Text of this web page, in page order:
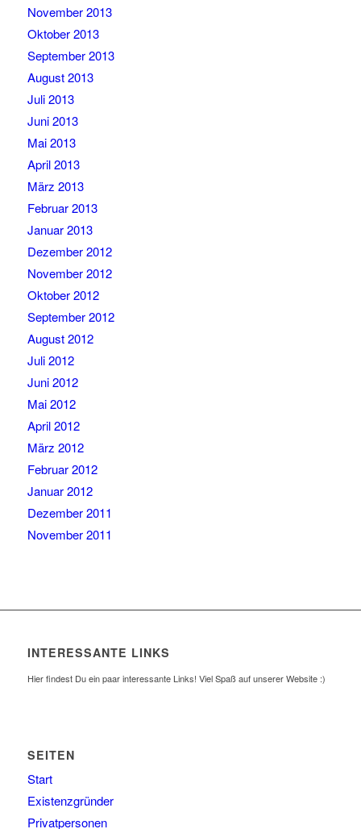
November 2013
Oktober 2013
September 2013
August 2013
Juli 2013
Juni 2013
Mai 2013
April 2013
März 2013
Februar 2013
Januar 2013
Dezember 2012
November 2012
Oktober 2012
September 2012
August 2012
Juli 2012
Juni 2012
Mai 2012
April 2012
März 2012
Februar 2012
Januar 2012
Dezember 2011
November 2011
INTERESSANTE LINKS
Hier findest Du ein paar interessante Links! Viel Spaß auf unserer Website :)
SEITEN
Start
Existenzgründer
Privatpersonen